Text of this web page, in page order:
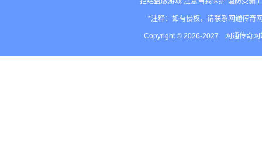
*注释：如有侵权，请联系网通传奇
Copyright © 2026-2027 网通传奇